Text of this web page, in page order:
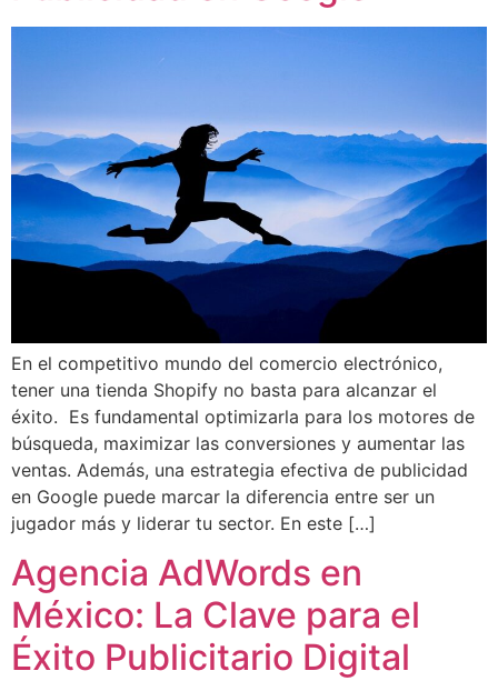
En el competitivo mundo del comercio electrónico,
tener una tienda Shopify no basta para alcanzar el
éxito. Es fundamental optimizarla para los motores de
búsqueda, maximizar las conversiones y aumentar las
ventas. Además, una estrategia efectiva de publicidad
en Google puede marcar la diferencia entre ser un
jugador más y liderar tu sector. En este […]
Agencia AdWords en
México: La Clave para el
Éxito Publicitario Digital